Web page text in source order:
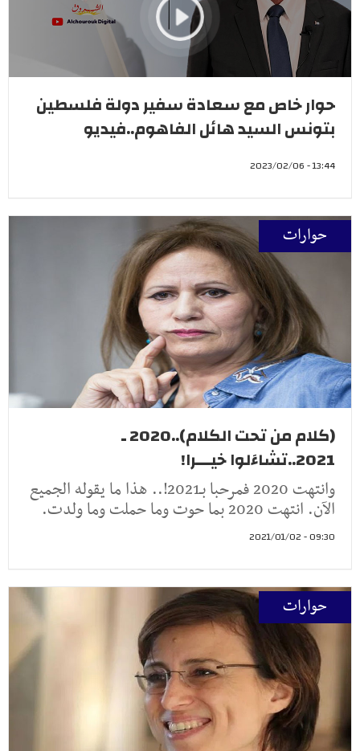
حوار خاص مع سعادة سفير دولة فلسطين
بتونس السيد هائل الفاهوم..فيديو
13:44 - 2023/02/06
حوارات
(كلام من تحت الكلام)..2020 ـ
2021..تشاءَلوا خيـــرا!
وانتهت 2020 فمرحبا بـ2021!.. هذا ما يقوله الجميع
الآن. انتهت 2020 بما حوت وما حملت وما ولدت.
09:30 - 2021/01/02
حوارات